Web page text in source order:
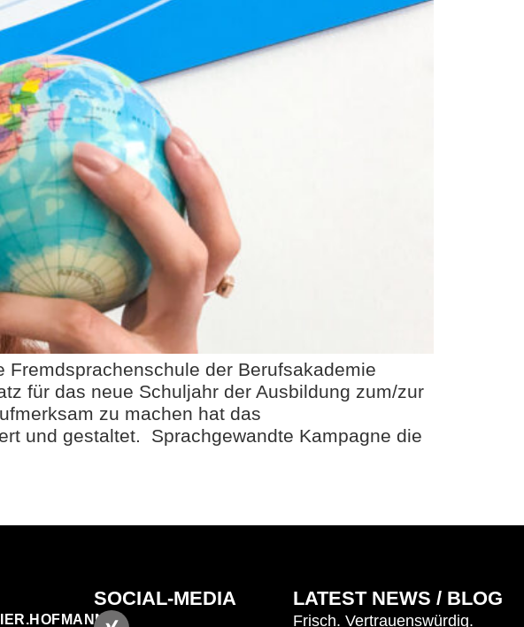
der Berufsakademie
für das neue Schuljahr der Ausbildung zum/zur
zu machen hat das
und gestaltet. Sprachgewandte Kampagne die
SOCIAL-MEDIA LATEST NEWS / BLOG
Frisch. Vertrauenswürdig.